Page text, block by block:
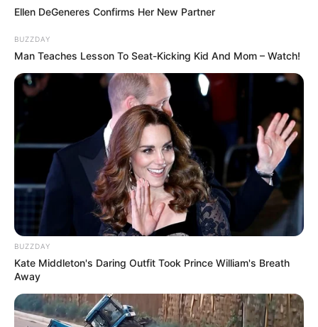
Auf einigen Seiten dieses Projektes sind Affiliate-
Angebote integriert. Wenn etwas darüber gebucht oder
gekauft wird, ist das eine Unterstützung, ohne dass sich
dadurch der Preis ändert.
Ellen DeGeneres Confirms Her New Partner
BUZZDAY
Man Teaches Lesson To Seat-Kicking Kid And Mom – Watch!
BUZZDAY
Kate Middleton's Daring Outfit Took Prince William's Breath
Away